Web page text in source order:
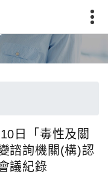
日「毒性及關
諮詢機關(構)認
議紀錄